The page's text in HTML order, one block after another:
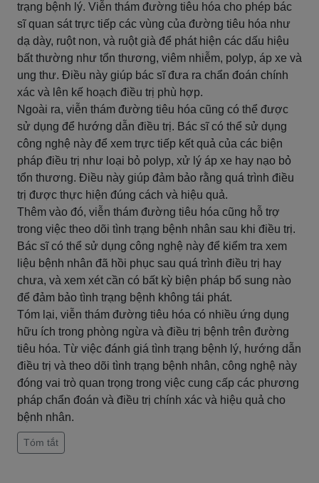
trạng bệnh lý. Viễn thám đường tiêu hóa cho phép bác
sĩ quan sát trực tiếp các vùng của đường tiêu hóa như
dạ dày, ruột non, và ruột già để phát hiện các dấu hiệu
bất thường như tổn thương, viêm nhiễm, polyp, áp xe và
ung thư. Điều này giúp bác sĩ đưa ra chẩn đoán chính
xác và lên kế hoạch điều trị phù hợp.
Ngoài ra, viễn thám đường tiêu hóa cũng có thể được
sử dụng để hướng dẫn điều trị. Bác sĩ có thể sử dụng
công nghệ này để xem trực tiếp kết quả của các biện
pháp điều trị như loại bỏ polyp, xử lý áp xe hay nạo bỏ
tổn thương. Điều này giúp đảm bảo rằng quá trình điều
trị được thực hiện đúng cách và hiệu quả.
Thêm vào đó, viễn thám đường tiêu hóa cũng hỗ trợ
trong việc theo dõi tình trạng bệnh nhân sau khi điều trị.
Bác sĩ có thể sử dụng công nghệ này để kiểm tra xem
liệu bệnh nhân đã hồi phục sau quá trình điều trị hay
chưa, và xem xét cần có bất kỳ biện pháp bổ sung nào
để đảm bảo tình trạng bệnh không tái phát.
Tóm lại, viễn thám đường tiêu hóa có nhiều ứng dụng
hữu ích trong phòng ngừa và điều trị bệnh trên đường
tiêu hóa. Từ việc đánh giá tình trạng bệnh lý, hướng dẫn
điều trị và theo dõi tình trạng bệnh nhân, công nghệ này
đóng vai trò quan trọng trong việc cung cấp các phương
pháp chẩn đoán và điều trị chính xác và hiệu quả cho
bệnh nhân.
Tóm tắt